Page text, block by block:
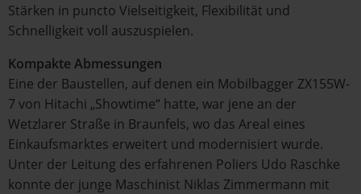
Stärken in puncto Vielseitigkeit, Flexibilität und
Schnelligkeit voll auszuspielen.
Kompakte Abmessungen
Eine der Baustellen, auf denen ein Mobilbagger ZX155W-
7 von Hitachi „Showtime“ hatte, war jene an der
Wetzlarer Straße in Braunfels, wo das Areal eines
Einkaufsmarktes erweitert und modernisiert wurde.
Unter der Leitung des erfahrenen Poliers Udo Raschke
konnte der junge Maschinist Niklas Zimmermann mit